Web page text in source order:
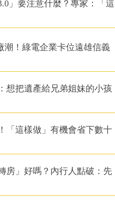
」要注意什麼？專家：「這
潮！綠電企業卡位遠雄信義
想把遺產給兄弟姐妹的小孩
「這樣做」有機會省下數十
房」好嗎？內行人點破：先